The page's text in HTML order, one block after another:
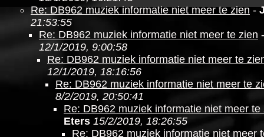
Re: DB962 muziek informatie niet meer te zien-
21:53:55
Re: DB962 muziek informatie niet meer te zien
12/1/2019, 9:00:58
Re: DB962 muziek informatie niet meer te
12/1/2019, 18:16:56
Re: DB962 muziek informatie niet meer te
8/2/2019, 20:50:41
Re: DB962 muziek informatie niet meer te
Eters 15/2/2019, 18:26:55
Re: DB962 muziek informatie niet meer